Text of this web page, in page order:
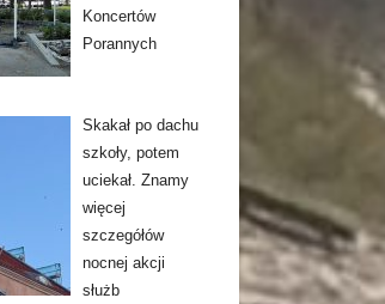
Koncertów
Porannych
Skakał po dachu
szkoły, potem
uciekał. Znamy
więcej
szczegółów
nocnej akcji
służb